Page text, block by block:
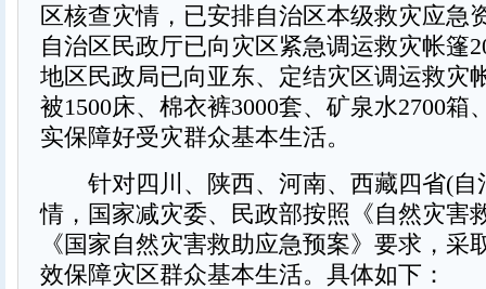
区核查灾情，已安排自治区本级救灾应急
自治区民政厅已向灾区紧急调运救灾帐篷
地区民政局已向亚东、定结灾区调运救灾
被1500床、棉衣裤3000套、矿泉水2700箱
实保障好受灾群众基本生活。
针对四川、陕西、河南、西藏四省(自
情，国家减灾委、民政部按照《自然灾害
《国家自然灾害救助应急预案》要求，采
效保障灾区群众基本生活。具体如下：